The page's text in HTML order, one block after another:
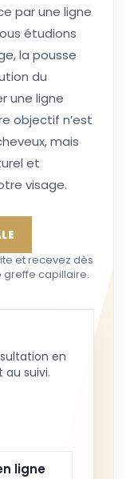
par une ligne
étudions
la pousse
du
une ligne
objectif n’est
mais
et
visage.
et recevez dès
greffe capillaire.
en
suivi.
ligne